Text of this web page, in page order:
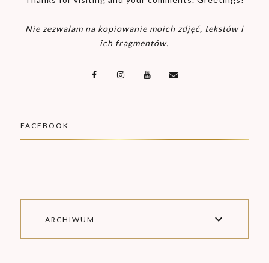
Nie zezwalam na kopiowanie moich zdjęć, tekstów i
ich fragmentów.
FACEBOOK
ARCHIWUM